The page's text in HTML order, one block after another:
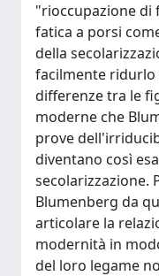
"rioccupazione di
fatica a porsi
della
facilmente ridurlo
differenze tra le
moderne che
prove
diventano così
secolarizzazione.
Blumenberg da
articolare la
modernità in
del loro legame